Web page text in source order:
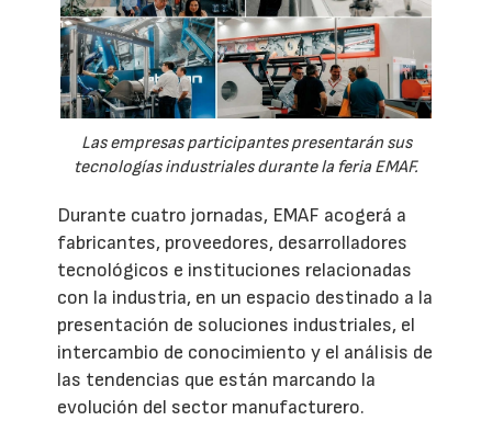
Las empresas participantes presentarán sus
tecnologías industriales durante la feria EMAF.
Durante cuatro jornadas, EMAF acogerá a
fabricantes, proveedores, desarrolladores
tecnológicos e instituciones relacionadas
con la industria, en un espacio destinado a la
presentación de soluciones industriales, el
intercambio de conocimiento y el análisis de
las tendencias que están marcando la
evolución del sector manufacturero.